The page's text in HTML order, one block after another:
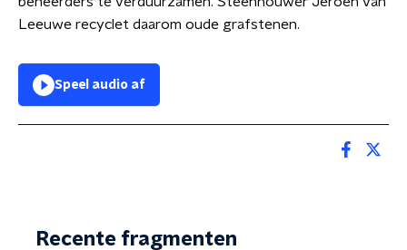
Leeuwe recyclet daarom oude grafstenen.
Speel audio af
Recente fragmenten